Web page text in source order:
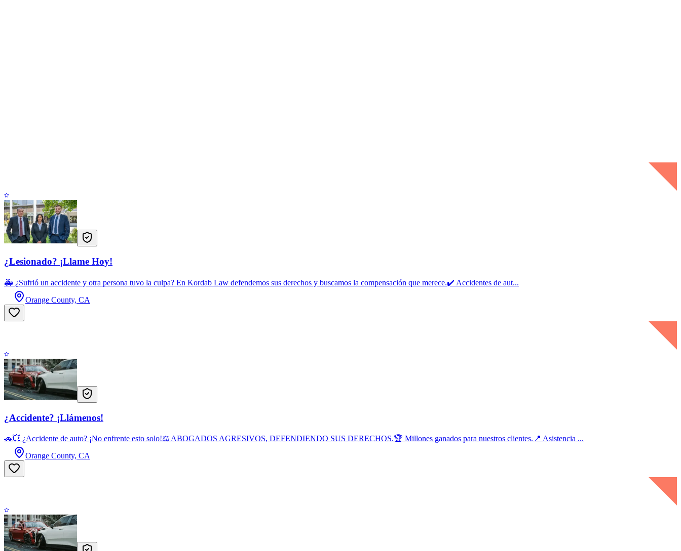
¿Lesionado? ¡Llame Hoy!
🚑 ¿Sufrió un accidente y otra persona tuvo la culpa? En Kordab Law defendemos sus derechos y buscamos la compensación que merece.✔️ Accidentes de aut...
Orange County, CA
¿Accidente? ¡Llámenos!
🚗💥 ¿Accidente de auto? ¡No enfrente esto solo!⚖️ ABOGADOS AGRESIVOS, DEFENDIENDO SUS DERECHOS.🏆 Millones ganados para nuestros clientes.📍 Asistencia ...
Orange County, CA